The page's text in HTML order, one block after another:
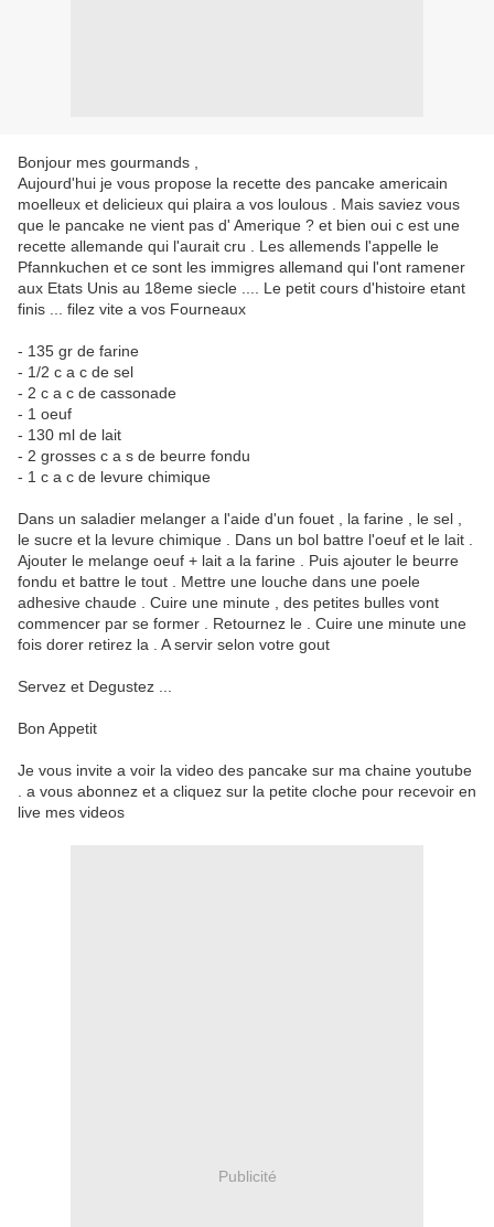
Bonjour mes gourmands ,
Aujourd'hui je vous propose la recette des pancake americain
moelleux et delicieux qui plaira a vos loulous . Mais saviez vous
que le pancake ne vient pas d' Amerique ? et bien oui c est une
recette allemande qui l'aurait cru . Les allemends l'appelle le
Pfannkuchen et ce sont les immigres allemand qui l'ont ramener
aux Etats Unis au 18eme siecle .... Le petit cours d'histoire etant
finis ... filez vite a vos Fourneaux
- 135 gr de farine
- 1/2 c a c de sel
- 2 c a c de cassonade
- 1 oeuf
- 130 ml de lait
- 2 grosses c a s de beurre fondu
- 1 c a c de levure chimique
Dans un saladier melanger a l'aide d'un fouet , la farine , le sel ,
le sucre et la levure chimique . Dans un bol battre l'oeuf et le lait .
Ajouter le melange oeuf + lait a la farine . Puis ajouter le beurre
fondu et battre le tout . Mettre une louche dans une poele
adhesive chaude . Cuire une minute , des petites bulles vont
commencer par se former . Retournez le . Cuire une minute une
fois dorer retirez la . A servir selon votre gout
Servez et Degustez ...
Bon Appetit
Je vous invite a voir la video des pancake sur ma chaine youtube
. a vous abonnez et a cliquez sur la petite cloche pour recevoir en
live mes videos
Publicité